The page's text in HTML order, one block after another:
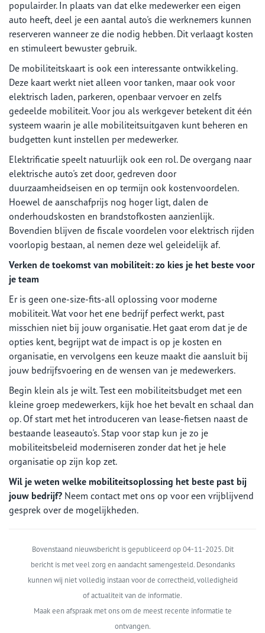
populairder. In plaats van dat elke medewerker een eigen
auto heeft, deel je een aantal auto's die werknemers kunnen
reserveren wanneer ze die nodig hebben. Dit verlaagt kosten
en stimuleert bewuster gebruik.
De mobiliteitskaart is ook een interessante ontwikkeling.
Deze kaart werkt niet alleen voor tanken, maar ook voor
elektrisch laden, parkeren, openbaar vervoer en zelfs
gedeelde mobiliteit. Voor jou als werkgever betekent dit één
systeem waarin je alle mobiliteitsuitgaven kunt beheren en
budgetten kunt instellen per medewerker.
Elektrificatie speelt natuurlijk ook een rol. De overgang naar
elektrische auto's zet door, gedreven door
duurzaamheidseisen en op termijn ook kostenvoordelen.
Hoewel de aanschafprijs nog hoger ligt, dalen de
onderhoudskosten en brandstofkosten aanzienlijk.
Bovendien blijven de fiscale voordelen voor elektrisch rijden
voorlopig bestaan, al nemen deze wel geleidelijk af.
Verken de toekomst van mobiliteit: zo kies je het beste voor
je team
Er is geen one-size-fits-all oplossing voor moderne
mobiliteit. Wat voor het ene bedrijf perfect werkt, past
misschien niet bij jouw organisatie. Het gaat erom dat je de
opties kent, begrijpt wat de impact is op je kosten en
organisatie, en vervolgens een keuze maakt die aansluit bij
jouw bedrijfsvoering en de wensen van je medewerkers.
Begin klein als je wilt. Test een mobiliteitsbudget met een
kleine groep medewerkers, kijk hoe het bevalt en schaal dan
op. Of start met het introduceren van lease-fietsen naast de
bestaande leaseauto's. Stap voor stap kun je zo je
mobiliteitsbeleid moderniseren zonder dat het je hele
organisatie op zijn kop zet.
Wil je weten welke mobiliteitsoplossing het beste past bij
jouw bedrijf? Neem contact met ons op voor een vrijblijvend
gesprek over de mogelijkheden.
Bovenstaand nieuwsbericht is gepubliceerd op 04-11-2025. Dit
bericht is met veel zorg en aandacht samengesteld. Desondanks
kunnen wij niet volledig instaan voor de correctheid, volledigheid
of actualiteit van de informatie.
Maak een afspraak met ons om de meest recente informatie te
ontvangen.